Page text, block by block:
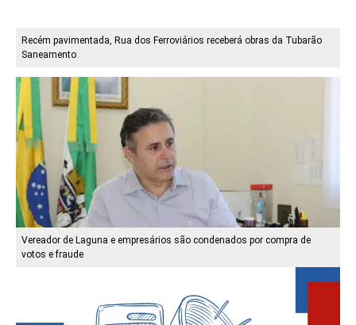
Recém pavimentada, Rua dos Ferroviários receberá obras da Tubarão
Saneamento
Vereador de Laguna e empresários são condenados por compra de
votos e fraude